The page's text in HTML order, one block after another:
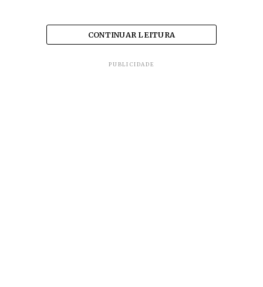
CONTINUAR LEITURA
PUBLICIDADE